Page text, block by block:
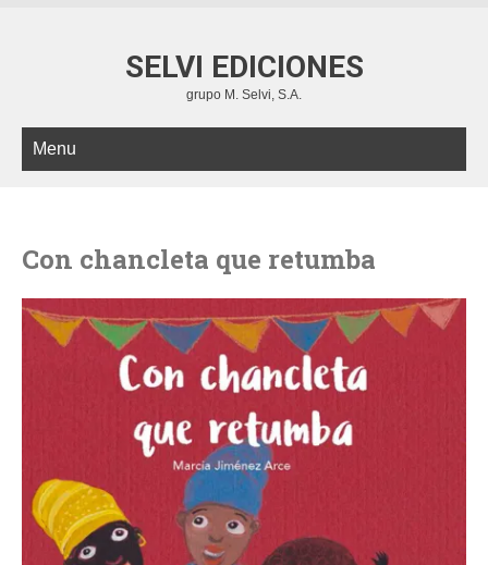
SELVI EDICIONES
grupo M. Selvi, S.A.
Menu
Con chancleta que retumba